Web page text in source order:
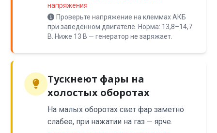
напряжения
Проверьте напряжение на клеммах АКБ
при заведённом двигателе. Норма: 13,8–14,7
В. Ниже 13 В — генератор не заряжает.
Тускнеют фары на
холостых оборотах
На малых оборотах свет фар заметно
слабее, при нажатии на газ — ярче.